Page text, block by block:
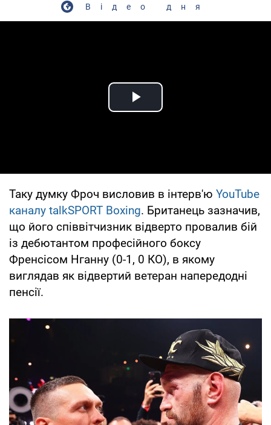
Відео дня
Play Video
Таку думку Фроч висловив в інтерв'ю YouTube
каналу talkSPORT Boxing. Британець зазначив,
що його співвітчизник відверто провалив бій
із дебютантом професійного боксу
Френсісом Нганну (0-1, 0 КО), в якому
виглядав як відвертий ветеран напередодні
пенсії.